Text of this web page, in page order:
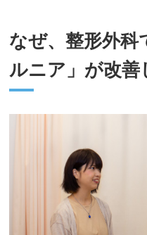
なぜ、整形外科
ルニア」が改